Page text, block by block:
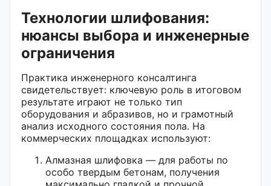
Технологии шлифования:
нюансы выбора и инженерные
ограничения
Практика инженерного консалтинга
свидетельствует: ключевую роль в итоговом
результате играют не только тип
оборудования и абразивов, но и грамотный
анализ исходного состояния пола. На
коммерческих площадках используют:
Алмазная шлифовка — для работы по
особо твердым бетонам, получения